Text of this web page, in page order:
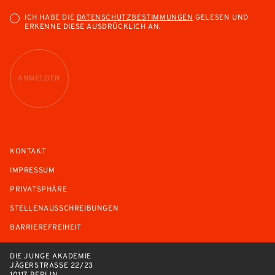
ICH HABE DIEDATENSCHUTZBESTIMMUNGENGELESEN UND
ERKENNE DIESE AUSDRÜCKLICH AN.
ANMELDEN
KONTAKT
IMPRESSUM
PRIVATSPHÄRE
STELLENAUSSCHREIBUNGEN
BARRIEREFREIHEIT
DIE JUNGE AKADEMIE
JÄGERSTRASSE 22/23